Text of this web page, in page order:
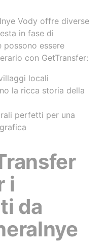
Vody offre diverse
in fase di
possono essere
con GetTransfer:
locali
la ricca storia della
perfetti per una
i
da